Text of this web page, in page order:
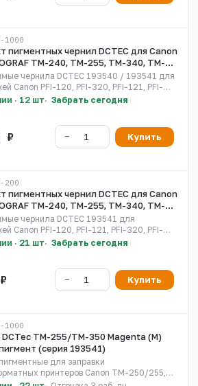
1000
пигментных чернил DCTEC для Canon
TM-240, TM-255, TM-340, TM-
Набор 5 цветов по 1 л.
чернила DCTEC 193540 / 193541 для
Canon PFI-120, PFI-320, PFI-121, PFI-
аналог Canon Lucia TD.
· 12 шт Забрать сегодня
Купить
200
пигментных чернил DCTEC для Canon
TM-240, TM-255, TM-340, TM-
Набор 5 цветов по 200 мл
чернила DCTEC 193541 для
Canon PFI-120, PFI-121, PFI-320, PFI-
аналог Canon Lucia TD. Можно
· 21 шт Забрать сегодня
Купить
1000
TM-255/TM-350 Magenta (M)
(серия 193541)
для заправки
принтеров Canon TM-250/255,
с чернилами LUCIA EX Pigment / Lucia